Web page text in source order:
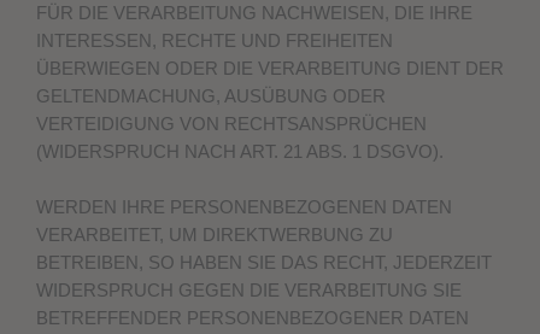
FÜR DIE VERARBEITUNG NACHWEISEN, DIE IHRE
INTERESSEN, RECHTE UND FREIHEITEN
ÜBERWIEGEN ODER DIE VERARBEITUNG DIENT DER
GELTENDMACHUNG, AUSÜBUNG ODER
VERTEIDIGUNG VON RECHTSANSPRÜCHEN
(WIDERSPRUCH NACH ART. 21 ABS. 1 DSGVO).
WERDEN IHRE PERSONENBEZOGENEN DATEN
VERARBEITET, UM DIREKTWERBUNG ZU
BETREIBEN, SO HABEN SIE DAS RECHT, JEDERZEIT
WIDERSPRUCH GEGEN DIE VERARBEITUNG SIE
BETREFFENDER PERSONENBEZOGENER DATEN